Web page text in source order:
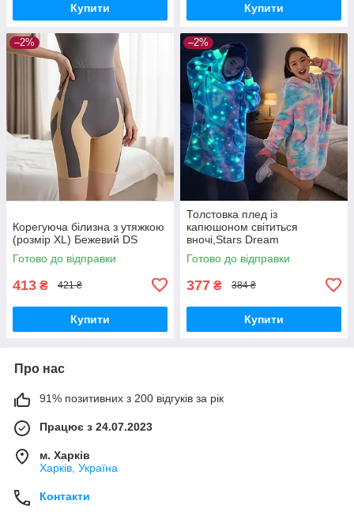
Купити Купити
–2%
Корегуюча білизна з утяжкою
(розмір XL) Бежевий DS
Готово до відправки
413 ₴ 421 ₴
Купити
–2%
Толстовка плед із
капюшоном світиться
вночі,Stars Dream
Зірки,Райдужний DS
Готово до відправки
377 ₴ 384 ₴
Купити
Про нас
91% позитивних з 200 відгуків за рік
Працює з 24.07.2023
м. Харків
Харків, Україна
Контакти